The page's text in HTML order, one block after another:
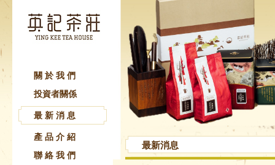
關於我們
投資者關係
最新消息
產品介紹
聯絡我們
最新消息